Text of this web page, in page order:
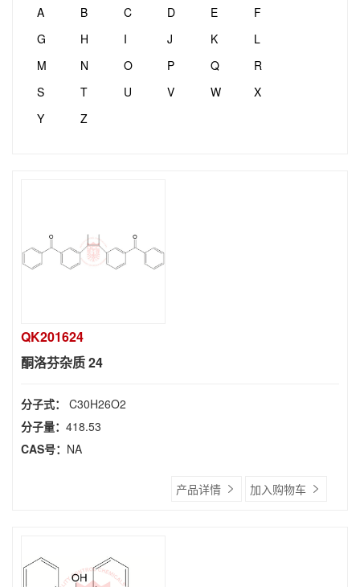
A B C D E
F
G
H I J K
L
M
N O P Q
R
S
T U V W
X
Y
Z
QK201624
酮洛芬杂质 24
分子式： C30H26O2
分子量： 418.53
CAS号： NA
产品详情 加入购物车